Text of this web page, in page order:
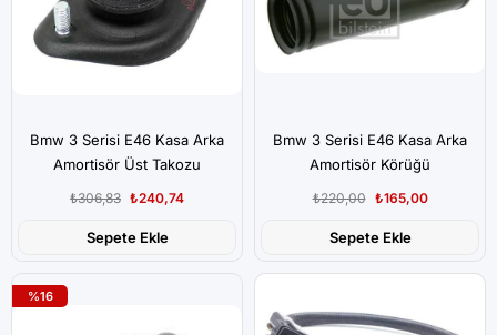
Bmw 3 Serisi E46 Kasa Arka
Amortisör Üst Takozu
₺240,74
₺306,83
Sepete Ekle
Bmw 3 Serisi E46 Kasa Arka
Amortisör Körüğü
₺165,00
₺220,00
Sepete Ekle
%16